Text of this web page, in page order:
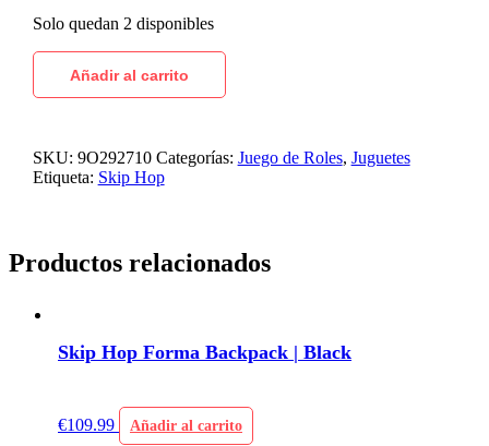
Solo quedan 2 disponibles
Añadir al carrito
SKU: 9O292710 Categorías: Juego de Roles, Juguetes
Etiqueta: Skip Hop
Productos relacionados
Skip Hop Forma Backpack | Black
€109.99 Añadir al carrito